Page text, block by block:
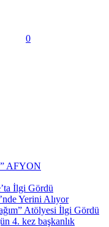
0
AFYON
İlgi Gördü
Yerini Alıyor
Atölyesi İlgi Gördü
4. kez başkanlık